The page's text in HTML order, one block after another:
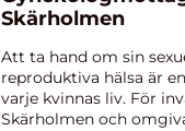
Skärholmen
Att ta hand om sin
reproduktiva hälsa är
varje kvinnas liv. För
Skärholmen och